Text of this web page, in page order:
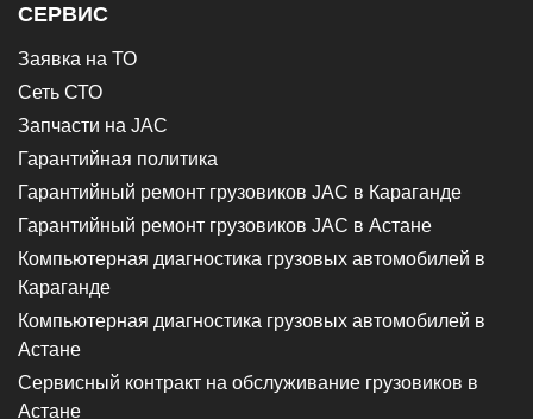
СЕРВИС
Заявка на ТО
Сеть СТО
Запчасти на JAC
Гарантийная политика
Гарантийный ремонт грузовиков JAC в Караганде
Гарантийный ремонт грузовиков JAC в Астане
Компьютерная диагностика грузовых автомобилей в
Караганде
Компьютерная диагностика грузовых автомобилей в
Астане
Сервисный контракт на обслуживание грузовиков в
Астане